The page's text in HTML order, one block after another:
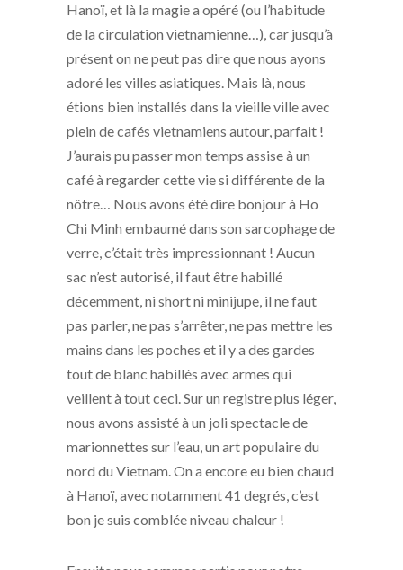
Hanoï, et là la magie a opéré (ou l’habitude
de la circulation vietnamienne…), car jusqu’à
présent on ne peut pas dire que nous ayons
adoré les villes asiatiques. Mais là, nous
étions bien installés dans la vieille ville avec
plein de cafés vietnamiens autour, parfait !
J’aurais pu passer mon temps assise à un
café à regarder cette vie si différente de la
nôtre… Nous avons été dire bonjour à Ho
Chi Minh embaumé dans son sarcophage de
verre, c’était très impressionnant ! Aucun
sac n’est autorisé, il faut être habillé
décemment, ni short ni minijupe, il ne faut
pas parler, ne pas s’arrêter, ne pas mettre les
mains dans les poches et il y a des gardes
tout de blanc habillés avec armes qui
veillent à tout ceci. Sur un registre plus léger,
nous avons assisté à un joli spectacle de
marionnettes sur l’eau, un art populaire du
nord du Vietnam. On a encore eu bien chaud
à Hanoï, avec notamment 41 degrés, c’est
bon je suis comblée niveau chaleur !